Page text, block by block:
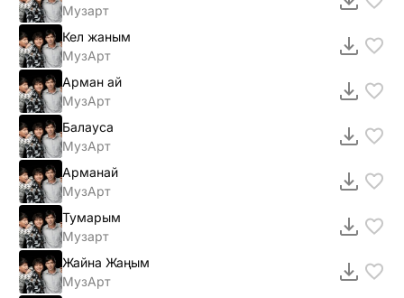
Музарт
Кел жаным
МузАрт
Арман ай
МузАрт
Балауса
МузАрт
Арманай
МузАрт
Тумарым
Музарт
Жайна Жаңым
МузАрт